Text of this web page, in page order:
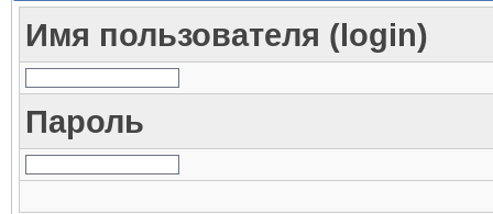
Имя пользователя (login)
Пароль